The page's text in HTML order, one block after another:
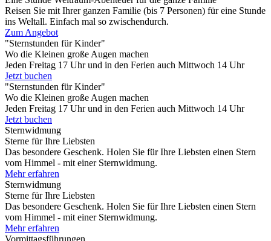
Reisen Sie mit Ihrer ganzen Familie (bis 7 Personen) für eine Stunde
ins Weltall. Einfach mal so zwischendurch.
Zum Angebot
"Sternstunden für Kinder"
Wo die Kleinen große Augen machen
Jeden Freitag 17 Uhr und in den Ferien auch Mittwoch 14 Uhr
Jetzt buchen
"Sternstunden für Kinder"
Wo die Kleinen große Augen machen
Jeden Freitag 17 Uhr und in den Ferien auch Mittwoch 14 Uhr
Jetzt buchen
Sternwidmung
Sterne für Ihre Liebsten
Das besondere Geschenk. Holen Sie für Ihre Liebsten einen Stern
vom Himmel - mit einer Sternwidmung.
Mehr erfahren
Sternwidmung
Sterne für Ihre Liebsten
Das besondere Geschenk. Holen Sie für Ihre Liebsten einen Stern
vom Himmel - mit einer Sternwidmung.
Mehr erfahren
Vormittagsführungen